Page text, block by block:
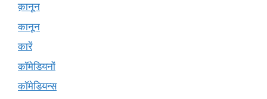
क़ानून
कानून
कारें
कॉमेडियनों
कॉमेडियन्स